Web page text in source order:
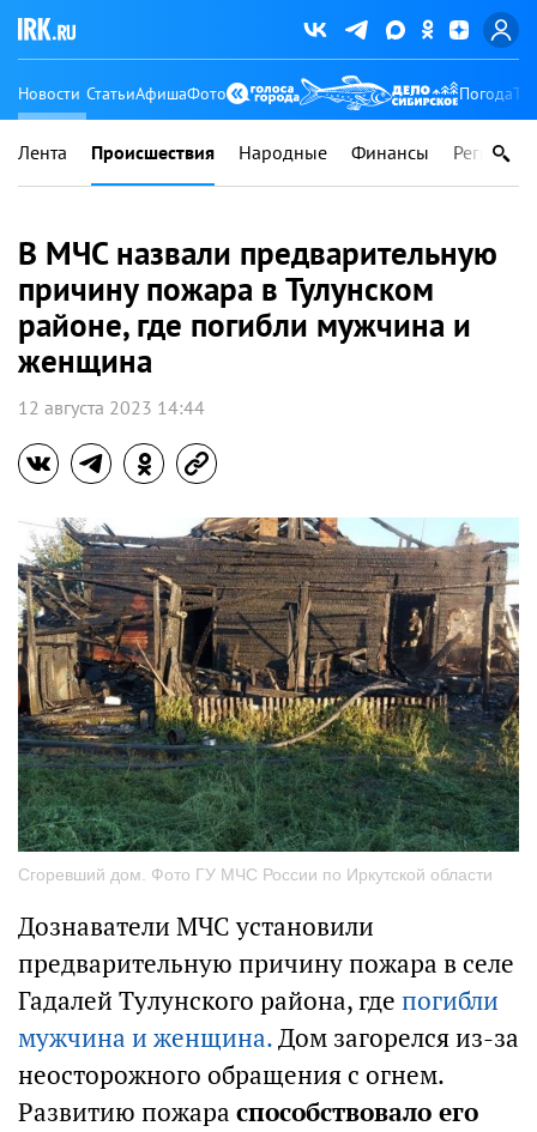
Новости СтатьиАфишаФото Погода
Лента Происшествия Народные Финансы Регионы
В МЧС назвали предварительную
причину пожара в Тулунском
районе, где погибли мужчина и
женщина
12 августа 2023 14:44
Сгоревший дом. Фото ГУ МЧС России по Иркутской области
Дознаватели МЧС установили
предварительную причину пожара в селе
Гадалей Тулунского района, где погибли
мужчина и женщина.Дом загорелся из-за
неосторожного обращения с огнем.
Развитию пожара способствовало его